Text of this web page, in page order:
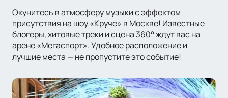
Окунитесь в атмосферу музыки с эффектом
присутствия на шоу «Круче» в Москве! Известные
блогеры, хитовые треки и сцена 360° ждут вас на
арене «Мегаспорт». Удобное расположение и
лучшие места — не пропустите это событие!